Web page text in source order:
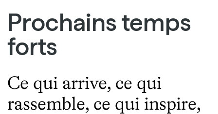
Prochains temps
forts
Ce qui arrive, ce qui
rassemble, ce qui inspire,